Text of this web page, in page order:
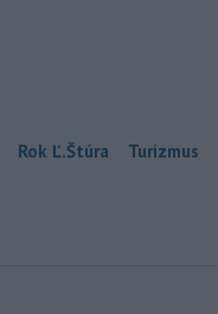
Rok Ľ.Štúra Turizmus